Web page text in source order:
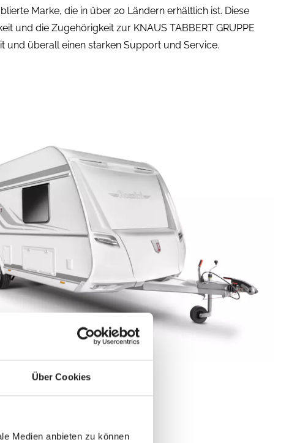
Über Cookies
Medien anbieten zu können
Marke, die in über 20 Ländern erhältlich ist. Diese
und die Zugehörigkeit zur KNAUS TABBERT GRUPPE
und überall einen starken Support und Service.